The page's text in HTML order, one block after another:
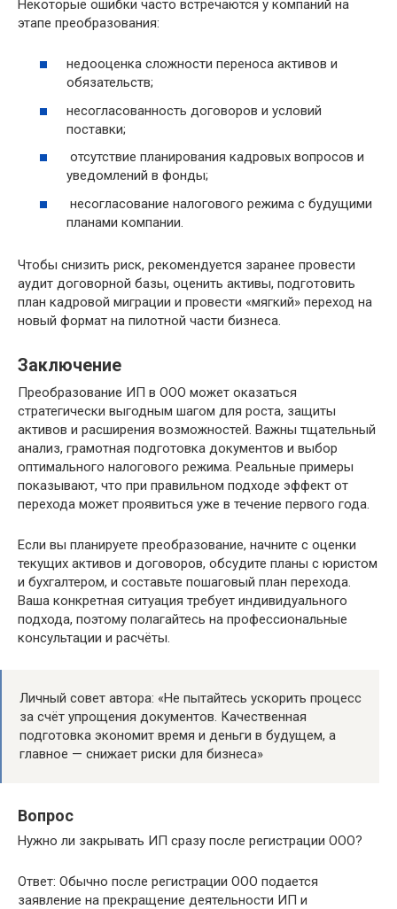
Некоторые ошибки часто встречаются у компаний на
этапе преобразования:
недооценка сложности переноса активов и
обязательств;
несогласованность договоров и условий
поставки;
отсутствие планирования кадровых вопросов и
уведомлений в фонды;
несогласование налогового режима с будущими
планами компании.
Чтобы снизить риск, рекомендуется заранее провести
аудит договорной базы, оценить активы, подготовить
план кадровой миграции и провести «мягкий» переход на
новый формат на пилотной части бизнеса.
Заключение
Преобразование ИП в ООО может оказаться
стратегически выгодным шагом для роста, защиты
активов и расширения возможностей. Важны тщательный
анализ, грамотная подготовка документов и выбор
оптимального налогового режима. Реальные примеры
показывают, что при правильном подходе эффект от
перехода может проявиться уже в течение первого года.
Если вы планируете преобразование, начните с оценки
текущих активов и договоров, обсудите планы с юристом
и бухгалтером, и составьте пошаговый план перехода.
Ваша конкретная ситуация требует индивидуального
подхода, поэтому полагайтесь на профессиональные
консультации и расчёты.
Личный совет автора: «Не пытайтесь ускорить процесс
за счёт упрощения документов. Качественная
подготовка экономит время и деньги в будущем, а
главное — снижает риски для бизнеса»
Вопрос
Нужно ли закрывать ИП сразу после регистрации ООО?
Ответ: Обычно после регистрации ООО подается
заявление на прекращение деятельности ИП и